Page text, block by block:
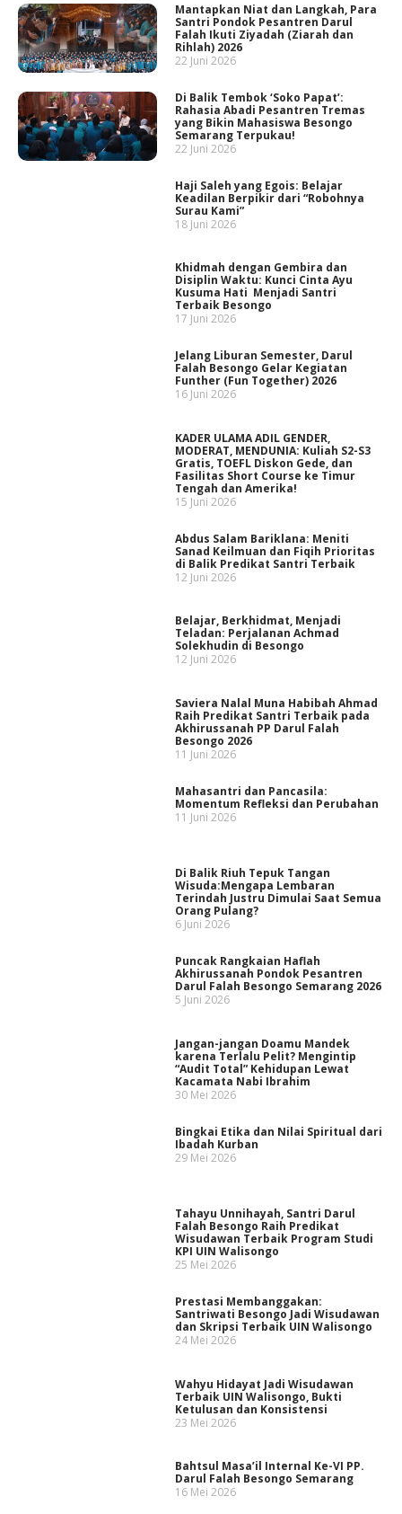
Mantapkan Niat dan Langkah, Para
Santri Pondok Pesantren Darul
Falah Ikuti Ziyadah (Ziarah dan
Rihlah) 2026
22 Juni 2026
Di Balik Tembok ‘Soko Papat’:
Rahasia Abadi Pesantren Tremas
yang Bikin Mahasiswa Besongo
Semarang Terpukau!
22 Juni 2026
Haji Saleh yang Egois: Belajar
Keadilan Berpikir dari “Robohnya
Surau Kami”
18 Juni 2026
Khidmah dengan Gembira dan
Disiplin Waktu: Kunci Cinta Ayu
Kusuma Hati Menjadi Santri
Terbaik Besongo
17 Juni 2026
Jelang Liburan Semester, Darul
Falah Besongo Gelar Kegiatan
Funther (Fun Together) 2026
16 Juni 2026
KADER ULAMA ADIL GENDER,
MODERAT, MENDUNIA: Kuliah S2-S3
Gratis, TOEFL Diskon Gede, dan
Fasilitas Short Course ke Timur
Tengah dan Amerika!
15 Juni 2026
Abdus Salam Bariklana: Meniti
Sanad Keilmuan dan Fiqih Prioritas
di Balik Predikat Santri Terbaik
12 Juni 2026
Belajar, Berkhidmat, Menjadi
Teladan: Perjalanan Achmad
Solekhudin di Besongo
12 Juni 2026
Saviera Nalal Muna Habibah Ahmad
Raih Predikat Santri Terbaik pada
Akhirussanah PP Darul Falah
Besongo 2026
11 Juni 2026
Mahasantri dan Pancasila:
Momentum Refleksi dan Perubahan
11 Juni 2026
Di Balik Riuh Tepuk Tangan
Wisuda:Mengapa Lembaran
Terindah Justru Dimulai Saat Semua
Orang Pulang?
6 Juni 2026
Puncak Rangkaian Haflah
Akhirussanah Pondok Pesantren
Darul Falah Besongo Semarang 2026
5 Juni 2026
Jangan-jangan Doamu Mandek
karena Terlalu Pelit? Mengintip
“Audit Total” Kehidupan Lewat
Kacamata Nabi Ibrahim
30 Mei 2026
Bingkai Etika dan Nilai Spiritual dari
Ibadah Kurban
29 Mei 2026
Tahayu Unnihayah, Santri Darul
Falah Besongo Raih Predikat
Wisudawan Terbaik Program Studi
KPI UIN Walisongo
25 Mei 2026
Prestasi Membanggakan:
Santriwati Besongo Jadi Wisudawan
dan Skripsi Terbaik UIN Walisongo
24 Mei 2026
Wahyu Hidayat Jadi Wisudawan
Terbaik UIN Walisongo, Bukti
Ketulusan dan Konsistensi
23 Mei 2026
Bahtsul Masa’il Internal Ke-VI PP.
Darul Falah Besongo Semarang
16 Mei 2026